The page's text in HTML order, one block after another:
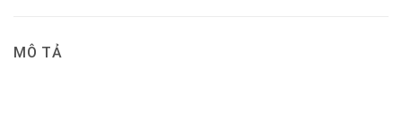
MÔ TẢ